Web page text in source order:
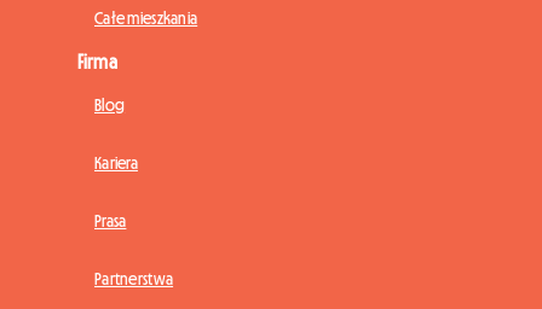
Całe mieszkania
Firma
Blog
Kariera
Prasa
Partnerstwa